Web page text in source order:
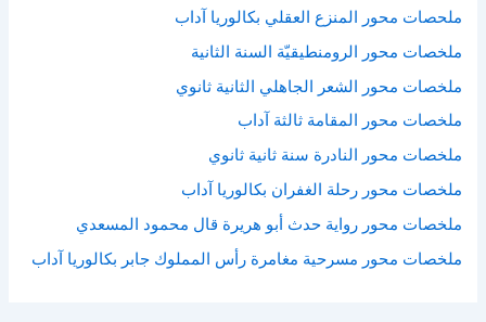
ملحصات محور المنزع العقلي بكالوريا آداب
ملخصات محور الرومنطيقيّة السنة الثانية
ملخصات محور الشعر الجاهلي الثانية ثانوي
ملخصات محور المقامة ثالثة آداب
ملخصات محور النادرة سنة ثانية ثانوي
ملخصات محور رحلة الغفران بكالوريا آداب
ملخصات محور رواية حدث أبو هريرة قال محمود المسعدي
ملخصات محور مسرحية مغامرة رأس المملوك جابر بكالوريا آداب